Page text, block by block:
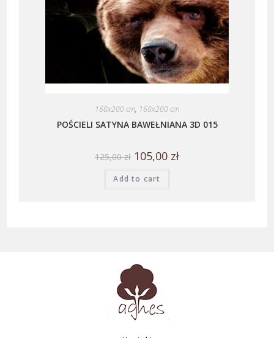
160x200 cm, 160x200 cm
POŚCIELI SATYNA BAWEŁNIANA 3D 015
125,00zł 105,00 zł
Add to cart